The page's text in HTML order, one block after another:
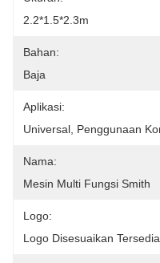
2.2*1.5*2.3m
Bahan:
Baja
Aplikasi:
Universal, Penggunaan
Nama:
Mesin Multi Fungsi Smith
Logo:
Logo Disesuaikan Tersedia